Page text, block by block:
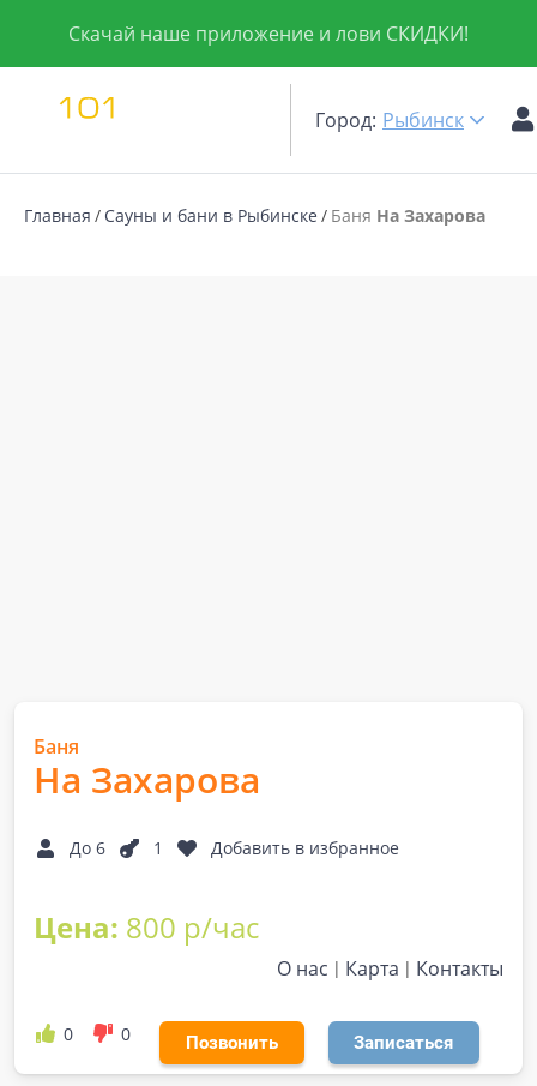
Скачай наше приложение и лови СКИДКИ!
Город: Рыбинск
Главная Сауны и бани в Рыбинске Баня На Захарова
Баня
На Захарова
До 6 1 Добавить в избранное
Цена: 800 р/час
О нас Карта Контакты
0 0 Позвонить Записаться